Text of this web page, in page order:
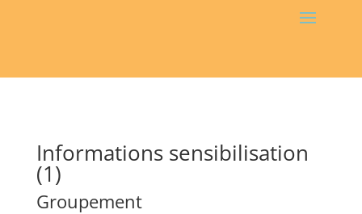
Informations sensibilisation
(1)
Groupement